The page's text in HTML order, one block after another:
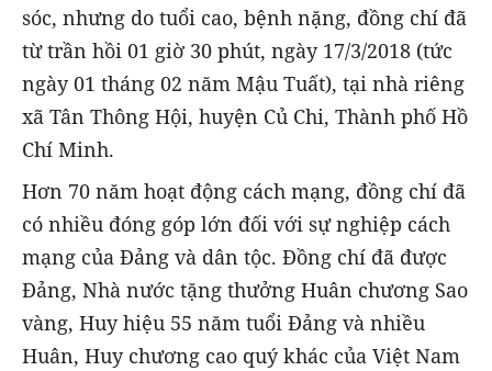
sóc, nhưng do tuổi cao, bệnh nặng, đồng chí đã
từ trần hồi 01 giờ 30 phút, ngày 17/3/2018 (tức
ngày 01 tháng 02 năm Mậu Tuất), tại nhà riêng
xã Tân Thông Hội, huyện Củ Chi, Thành phố Hồ
Chí Minh.
Hơn 70 năm hoạt động cách mạng, đồng chí đã
có nhiều đóng góp lớn đối với sự nghiệp cách
mạng của Đảng và dân tộc. Đồng chí đã được
Đảng, Nhà nước tặng thưởng Huân chương Sao
vàng, Huy hiệu 55 năm tuổi Đảng và nhiều
Huân, Huy chương cao quý khác của Việt Nam